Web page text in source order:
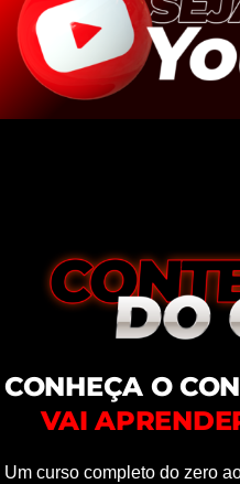
CONHEÇA O
VAI
Um curso completo do zero